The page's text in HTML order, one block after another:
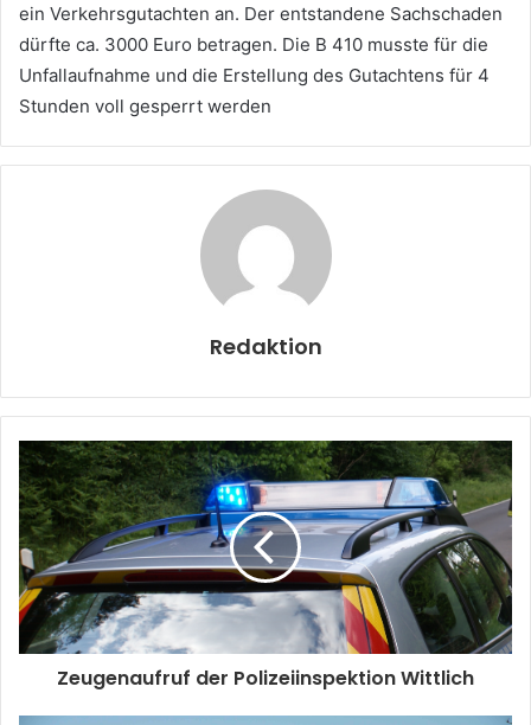
ein Verkehrsgutachten an. Der entstandene Sachschaden
dürfte ca. 3000 Euro betragen. Die B 410 musste für die
Unfallaufnahme und die Erstellung des Gutachtens für 4
Stunden voll gesperrt werden
Redaktion
Zeugenaufruf der Polizeiinspektion Wittlich